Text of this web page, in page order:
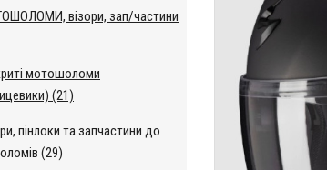
візори, зап/частини
мотошоломи
(21)
пінлоки та запчастини до
(29)